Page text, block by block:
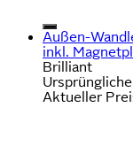
Außen-
inkl.
Brilliant
Aktueller